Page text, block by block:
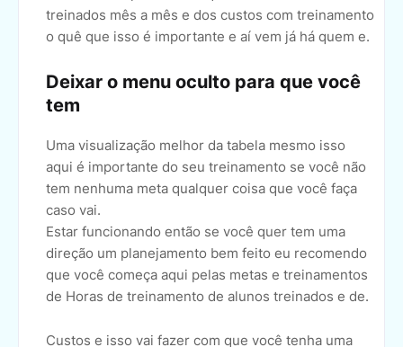
treinados mês a mês e dos custos com treinamento
o quê que isso é importante e aí vem já há quem e.
Deixar o menu oculto para que você
tem
Uma visualização melhor da tabela mesmo isso
aqui é importante do seu treinamento se você não
tem nenhuma meta qualquer coisa que você faça
caso vai.
Estar funcionando então se você quer tem uma
direção um planejamento bem feito eu recomendo
que você começa aqui pelas metas e treinamentos
de Horas de treinamento de alunos treinados e de.
Custos e isso vai fazer com que você tenha uma